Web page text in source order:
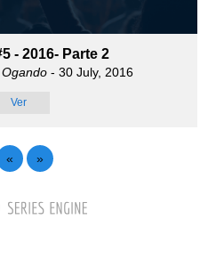
- 2016- Parte 2
- 30 July, 2016
Ver
« »